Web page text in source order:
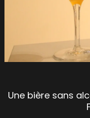
Une bière sans